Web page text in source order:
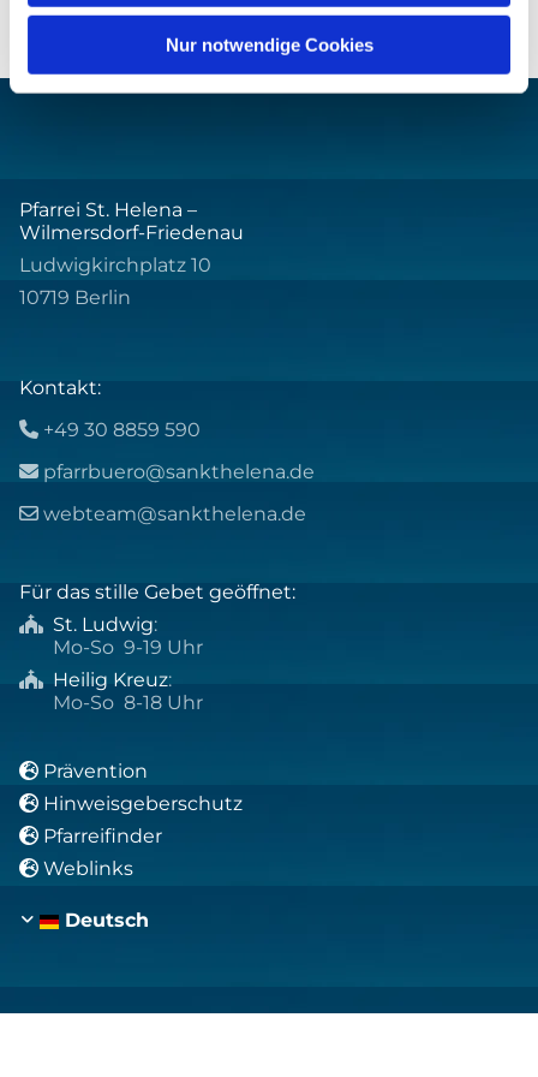
Nur notwendige Cookies
Pfarrei St. Helena –
Wilmersdorf-Friedenau
Ludwigkirchplatz 10
10719 Berlin
Kontakt:
 +49 30 8859 590
 pfarrbuero@sankthelena.de
 webteam@sankthelena.de
Für das stille Gebet geöffnet:
 St. Ludwig:
Mo-So 9-19 Uhr
 Heilig Kreuz:
Mo-So 8-18 Uhr
 Prävention
 Hinweisgeberschutz
 Pfarreifinder
 Weblinks
Deutsch